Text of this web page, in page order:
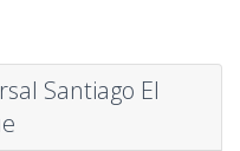
Santiago El